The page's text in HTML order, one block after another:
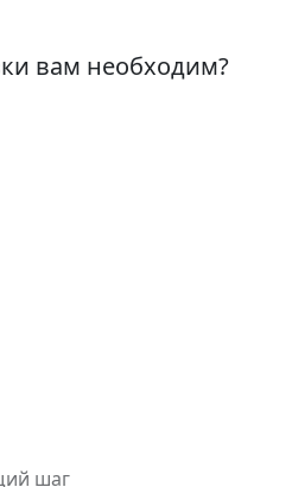
вам необходим?
На следующий шаг